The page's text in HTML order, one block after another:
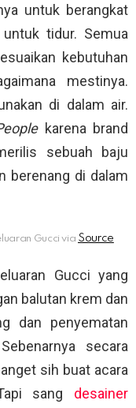
untuk berangkat
tidur. Semua
kebutuhan
mestinya.
di dalam air.
karena brand
sebuah baju
berenang di dalam
Gucci via
Gucci yang
balutan krem dan
dan penyematan
secara
sih buat acara
sang desainer